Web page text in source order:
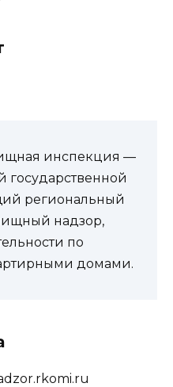
инспекция —
государственной
региональный
надзор,
по
домами.